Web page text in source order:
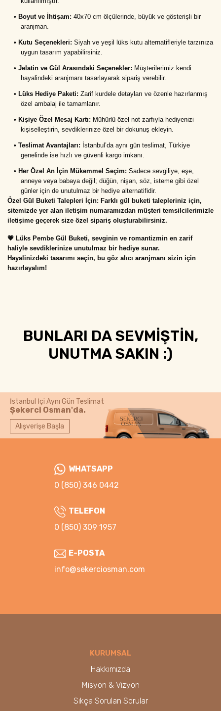
• Boyut ve İhtişam: 40x70 cm ölçülerinde, büyük ve gösterişli bir
aranjman.
• Kutu Seçenekleri: Siyah ve yeşil lüks kutu alternatifleriyle tarzınıza
uygun tasarım yapabilirsiniz.
• Jelatin ve Gül Arasındaki Seçenekler: Müşterilerimiz kendi
hayalindeki aranjmanı tasarlayarak sipariş verebilir.
• Lüks Hediye Paketi: Zarif kurdele detayları ve özenle hazırlanmış
özel ambalaj ile tamamlanır.
• Kişiye Özel Mesaj Kartı: Mühürlü özel not zarfıyla hediyenizi
kişiselleştirin, sevdiklerinize özel bir dokunuş ekleyin.
• Teslimat Avantajları: İstanbul’da aynı gün teslimat, Türkiye
genelinde ise hızlı ve güvenli kargo imkanı.
• Her Özel An İçin Mükemmel Seçim: Sadece sevgiliye, eşe,
anneye veya babaya değil; düğün, nişan, söz, isteme gibi özel
günler için de unutulmaz bir hediye alternatifidir.
Özel Gül Buketi Talepleri İçin: Farklı gül buketi talepleriniz için,
sitemizde yer alan iletişim numaramızdan müşteri temsilcilerimizle
iletişime geçerek size özel sipariş oluşturabilirsiniz.
💗 Lüks Pembe Gül Buketi, sevginin ve romantizmin en zarif
haliyle sevdiklerinize unutulmaz bir hediye sunar.
Hayalinizdeki tasarımı seçin, bu göz alıcı aranjmanı sizin için
hazırlayalım!
BUNLARI DA SEVMİŞTİN,
UNUTMA SAKIN :)
İstanbul İçi Aynı Gün Teslimat
Şekerci Osman'da.
Alışverişe Başla
WHATSAPP
0 (850) 346 0442
TELEFON
0 (850) 309 1957
E-POSTA
info@sekerciosman.com
KURUMSAL
Hakkımızda
Misyon & Vizyon
Sıkça Sorulan Sorular